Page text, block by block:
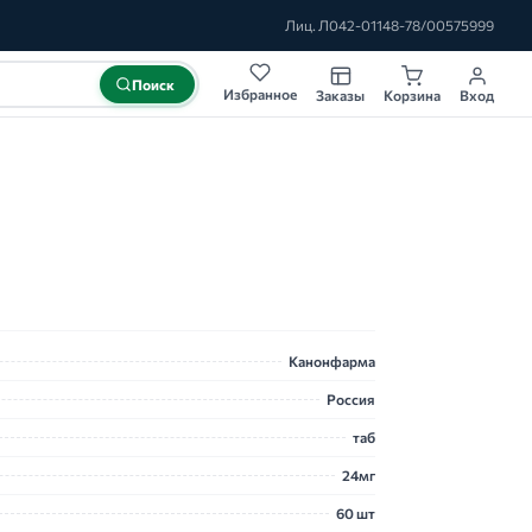
Лиц. Л042-01148-78/00575999
Поиск
Избранное Заказы Корзина Вход
Канонфарма
Россия
таб
24мг
60 шт